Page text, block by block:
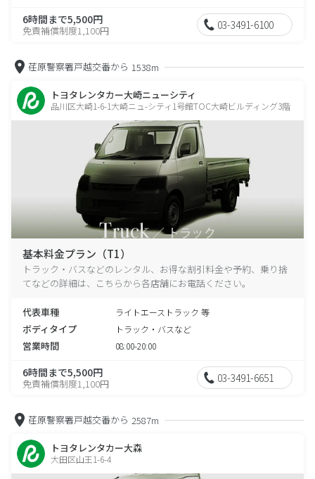
6時間まで5,500円
免責補償制度1,100円 03-3491-6100
荏原警察署戸越交番から 1538m
トヨタレンタカー大崎ニューシティ
品川区大崎1-6-1大崎ニュ-シティ1号館TOC大崎ビルディング3階
基本料金プラン（T1）
トラック・バスなどのレンタル、お得な割引料金や予約、乗り捨
てなどの詳細は、こちらから各店舗にお電話ください。
代表車種 ライトエーストラック 等
ボディタイプ トラック・バスなど
営業時間 08:00-20:00
6時間まで5,500円
免責補償制度1,100円 03-3491-6651
荏原警察署戸越交番から 2587m
トヨタレンタカー大森
大田区山王1-6-4